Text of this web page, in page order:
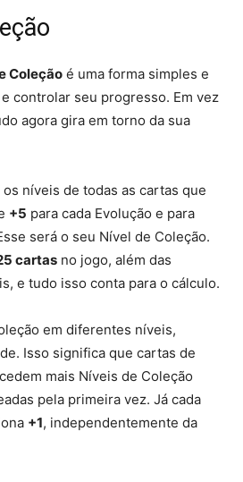
Coleção é uma forma simples e
controlar seu progresso. Em vez
agora gira em torno da sua
níveis de todas as cartas que
+5 para cada Evolução e para
será o seu Nível de Coleção.
cartas no jogo, além das
e tudo isso conta para o cálculo.
em diferentes níveis,
Isso significa que cartas de
mais Níveis de Coleção
pela primeira vez. Já cada
+1, independentemente da